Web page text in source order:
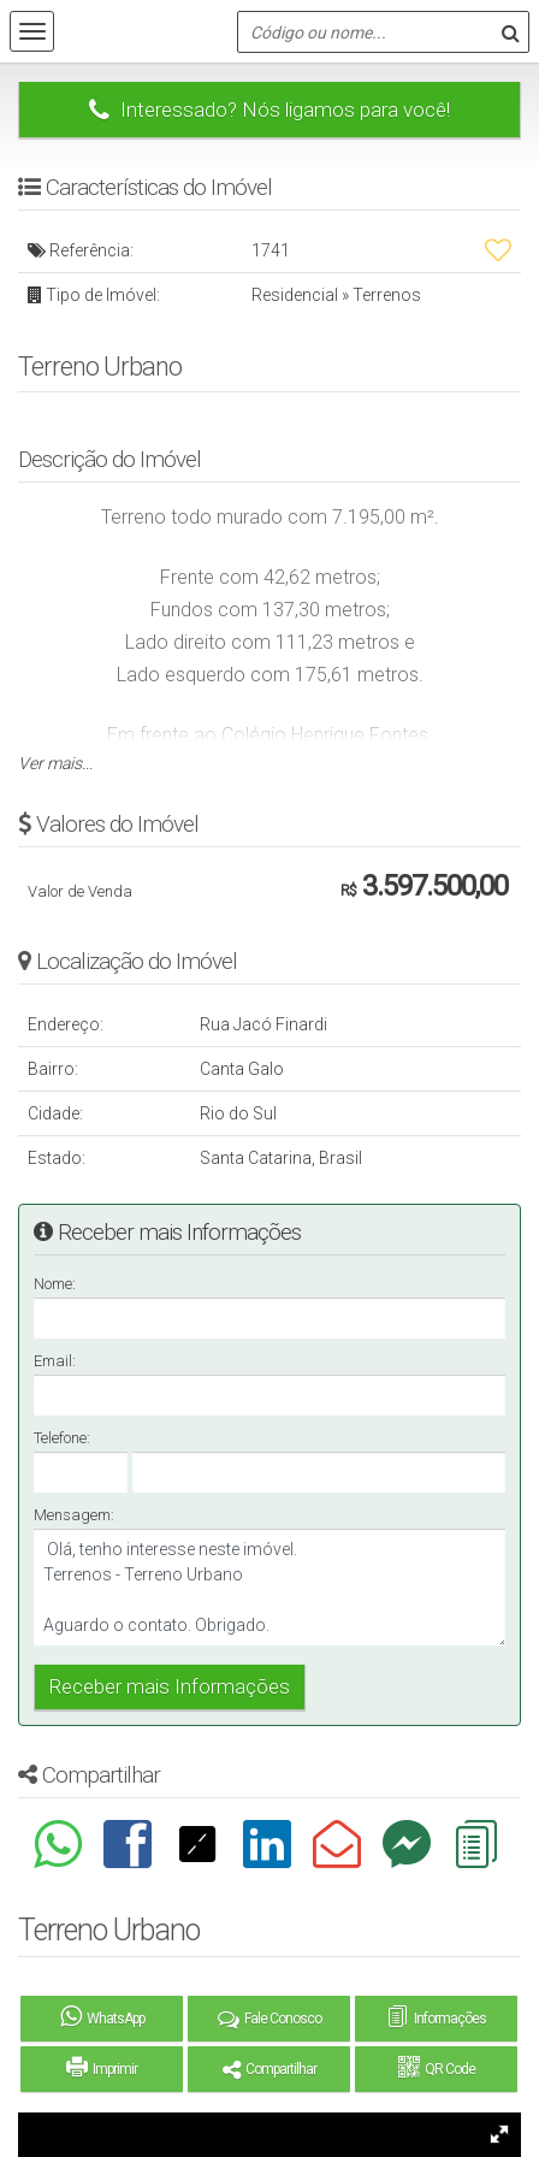
Interessado? Nós ligamos para você!
Características do Imóvel
Referência: 1741
Tipo de Imóvel: Residencial »Terrenos
Terreno Urbano
Descrição do Imóvel
Terreno todo murado com 7.195,00 m².
Frente com 42,62 metros;
Fundos com 137,30 metros;
Lado direito com 111,23 metros e
Lado esquerdo com 175,61 metros.
Em frente ao Colégio Henrique Fontes.
Ver mais...
Valores do Imóvel
R$3.597.500,00
Valor de Venda
Localização do Imóvel
Endereço: Rua Jacó Finardi
Bairro: Canta Galo
Cidade: Rio do Sul
Estado: Santa Catarina, Brasil
Receber mais Informações
Nome:
Email:
Telefone:
Mensagem:
Compartilhar
Terreno Urbano
WhatsApp Fale Conosco Informações
Imprimir Compartilhar QR Code